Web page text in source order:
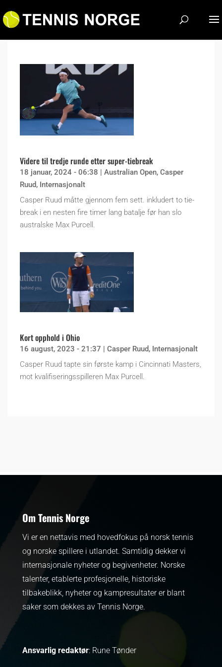
Videre til tredje runde etter super-tiebreak
18 januar, 2024 - 06:38 | Australian Open, Casper
Ruud, Internasjonalt
Casper Ruud måtte gjennom fem sett. inkludert to tie-
break i en nesten fire timer lang batalje før han slo
australske Max Purcell.
Kort opphold i Ohio
16 august, 2023 - 21:37 | Casper Ruud, Internasjonalt
Casper Ruud tapte sin første kamp i Cincinnati Masters,
mot kvalifiseringsspilleren Max Purcell.
Om Tennis Norge
Vi er en nettavis med hovedfokus på norsk tennis
og norske spillere i utlandet. Samtidig dekker vi
internasjonale nyheter og begivenheter. Norske
talenter, etablerte profesjonelle, historiske
tilbakeblikk, nyheter og kampresultater er blant
saker som dekkes av Tennis Norge.
Ansvarlig redaktør: Rune Tønder